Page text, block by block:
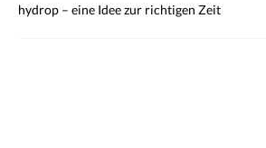
hydrop – eine Idee zur richtigen Zeit